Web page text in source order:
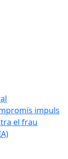
impuls
el frau